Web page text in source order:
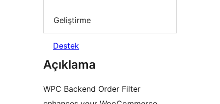
Geliştirme
Destek
Açıklama
WPC Backend Order Filter